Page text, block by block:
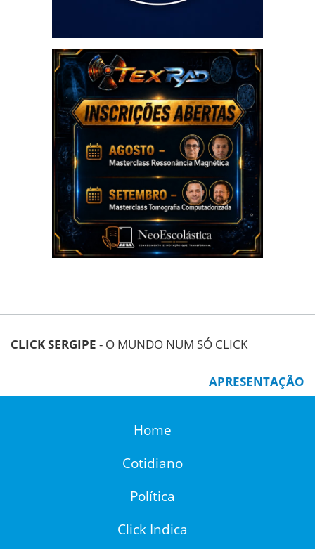
CLICK SERGIPE - O MUNDO NUM SÓ CLICK
APRESENTAÇÃO
Home
Cotidiano
Política
Click Indica